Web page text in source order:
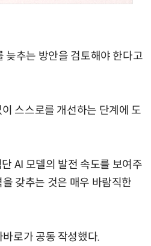
늦추는 방안을 검토해야 한다고
스스로를 개선하는 단계에 도
AI 모델의 발전 속도를 보여주
갖추는 것은 매우 바람직한
로가 공동 작성했다.